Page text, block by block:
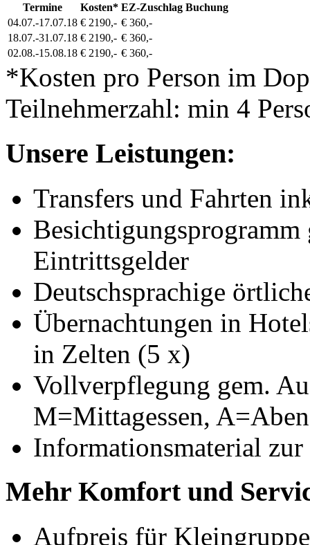
Termine Kosten* EZ-Zuschlag Buchung
04.07.-17.07.18 € 2190,- € 360,-
18.07.-31.07.18 € 2190,- € 360,-
02.08.-15.08.18 € 2190,- € 360,-
*Kosten pro Person im
Teilnehmerzahl: min 4
Unsere Leistungen:
Transfers und Fahrten
Eintrittsgelder
Deutschsprachige
Übernachtungen in
in Zelten (5 x)
Vollverpflegung gem.
M=Mittagessen,
Informationsmaterial zur
Mehr Komfort und
Aufpreis für